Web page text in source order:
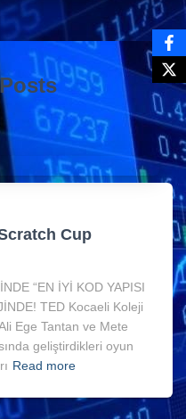
Cup
“EN İYİ KOD YAPISI
TED Kocaeli Koleji
Ege Tantan ve Mete
geliştirdikleri oyun
Read more